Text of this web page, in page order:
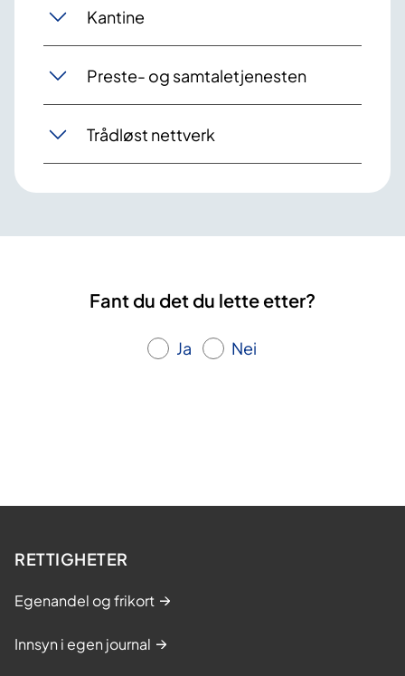
Kantine
Preste- og samtaletjenesten
Trådløst nettverk
Fant du det du lette etter?
Ja Nei
RETTIGHETER
Egenandel og frikort
Innsyn i egen journal